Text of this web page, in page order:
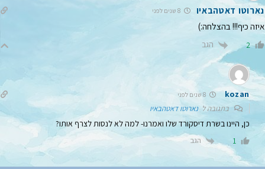
נארוטו דאטהבאיו 8 שנים לפני
איזה כיף!!! בהצלחה:)
2 הגב
kozan 8 שנים לפני
בתגובה לנארוטו דאטהבאיו
כן, היינו בשרת דיסקורד שלו ואמרנו- למה לא לנסות לצרף אותו?
1 הגב